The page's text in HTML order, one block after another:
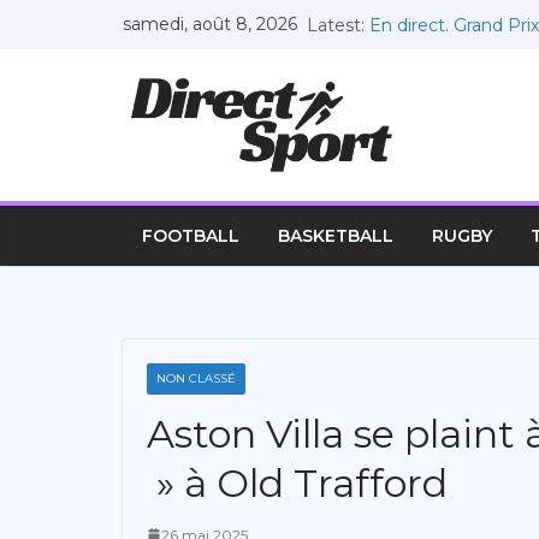
samedi, août 8, 2026 Latest: En direct. Grand
montré « la
Soulagement pour
chemin de la victoire
fin à la limitation
FOOTBALL BASKETBALL RUGBY
NON CLASSÉ
Aston Villa se plaint
» à Old Trafford
26 mai 2025